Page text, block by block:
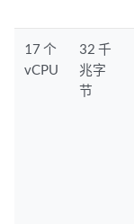
17 个
vCPU
32 千
兆字
节